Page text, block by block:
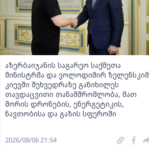
აზერბაიჯანის საგარეო საქმეთა
მინისტრმა და ვოლოდიმირ ზელენსკიმ
კიევში შეხვედრაზე განიხილეს
თავდაცვითი თანამშრომლობა, მათ
შორის დრონების, ენერგეტიკის,
ნავთობისა და გაზის სფეროში
2026/08/06 21:54